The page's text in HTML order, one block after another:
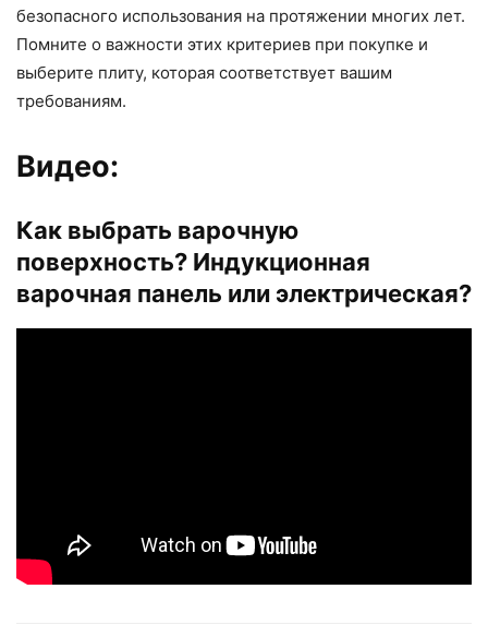
безопасного использования на протяжении многих лет.
Помните о важности этих критериев при покупке и
выберите плиту, которая соответствует вашим
требованиям.
Видео:
Как выбрать варочную
поверхность? Индукционная
варочная панель или электрическая?